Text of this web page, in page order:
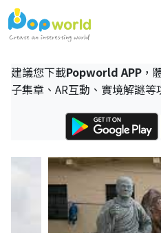
建議您下載Popworld APP ，
子集章、AR互動、實境解謎等